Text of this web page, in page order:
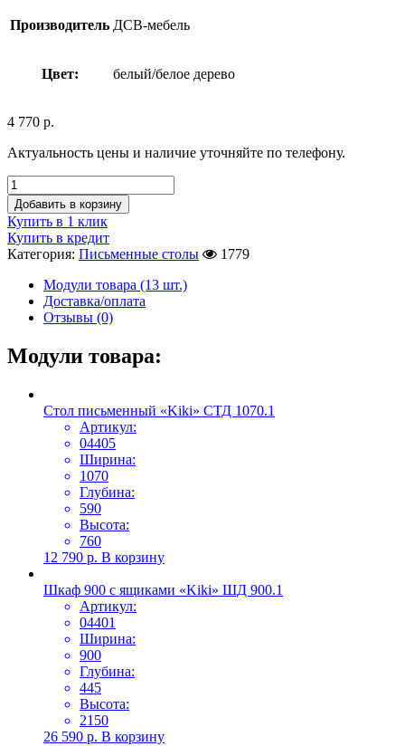
Производитель ДСВ-мебель
Цвет: белый/белое дерево
4 770 р.
Актуальность цены и наличие уточняйте по телефону.
Добавить в корзину
Купить в 1 клик
Купить в кредит
Категория: Письменные столы
1779
Модули товара (13 шт.)
Доставка/оплата
Отзывы (0)
Модули товара:
Стол письменный «Kiki» СТД 1070.1
Артикул:
04405
Ширина:
1070
Глубина:
590
Высота:
760
12 790 р. В корзину
Шкаф 900 с ящиками «Kiki» ШД 900.1
Артикул:
04401
Ширина:
900
Глубина:
445
Высота:
2150
26 590 р. В корзину